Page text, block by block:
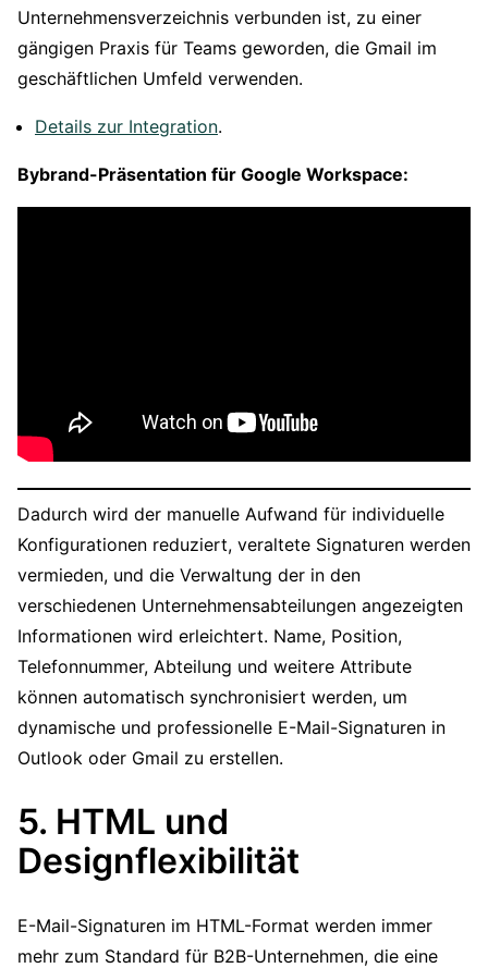
Unternehmensverzeichnis verbunden ist, zu einer
gängigen Praxis für Teams geworden, die Gmail im
geschäftlichen Umfeld verwenden.
Details zur Integration.
Bybrand-Präsentation für Google Workspace:
Dadurch wird der manuelle Aufwand für individuelle
Konfigurationen reduziert, veraltete Signaturen werden
vermieden, und die Verwaltung der in den
verschiedenen Unternehmensabteilungen angezeigten
Informationen wird erleichtert. Name, Position,
Telefonnummer, Abteilung und weitere Attribute
können automatisch synchronisiert werden, um
dynamische und professionelle E-Mail-Signaturen in
Outlook oder Gmail zu erstellen.
5. HTML und
Designflexibilität
E-Mail-Signaturen im HTML-Format werden immer
mehr zum Standard für B2B-Unternehmen, die eine